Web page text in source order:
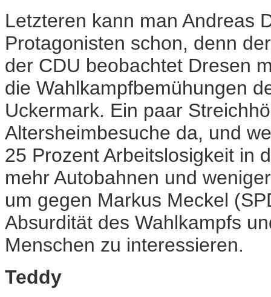
Letzteren kann man Andreas
Protagonisten schon, denn
der CDU beobachtet Dresen
die Wahlkampfbemühungen
Uckermark. Ein paar
Altersheimbesuche da, und
25 Prozent Arbeitslosigkeit in
mehr Autobahnen und
um gegen Markus Meckel
Absurdität des Wahlkampfs
Menschen zu interessieren.
Teddy